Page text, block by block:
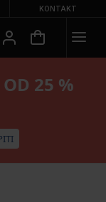
KONTAKT
25 %